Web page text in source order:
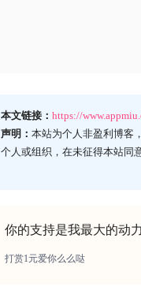
本文链接： https://
声明： 本站为个人非盈利博客
个人或组织，在未征得本站同
你的支持是我最大的动力
打赏1元爱你么么哒